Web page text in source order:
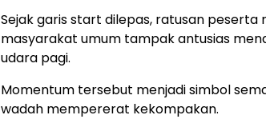
Sejak garis start dilepas, ratusan peserta
masyarakat umum tampak antusias
udara pagi.
Momentum tersebut menjadi simbol
wadah mempererat kekompakan.